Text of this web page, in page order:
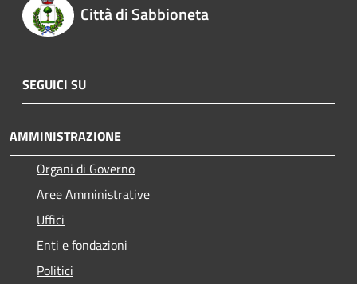
Città di Sabbioneta
SEGUICI SU
AMMINISTRAZIONE
Organi di Governo
Aree Amministrative
Uffici
Enti e fondazioni
Politici